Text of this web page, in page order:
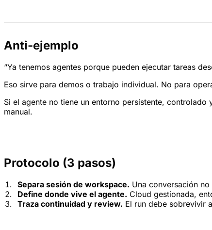
Anti-ejemplo
“Ya tenemos agentes porque pueden ejecutar tareas
Eso sirve para demos o trabajo individual. No para
Si el agente no tiene un entorno persistente,
manual.
Protocolo (3 pasos)
Separa sesión de workspace. Una conversación
Define donde vive el agente. Cloud gestionada,
Traza continuidad y review. El run debe sobrevivir